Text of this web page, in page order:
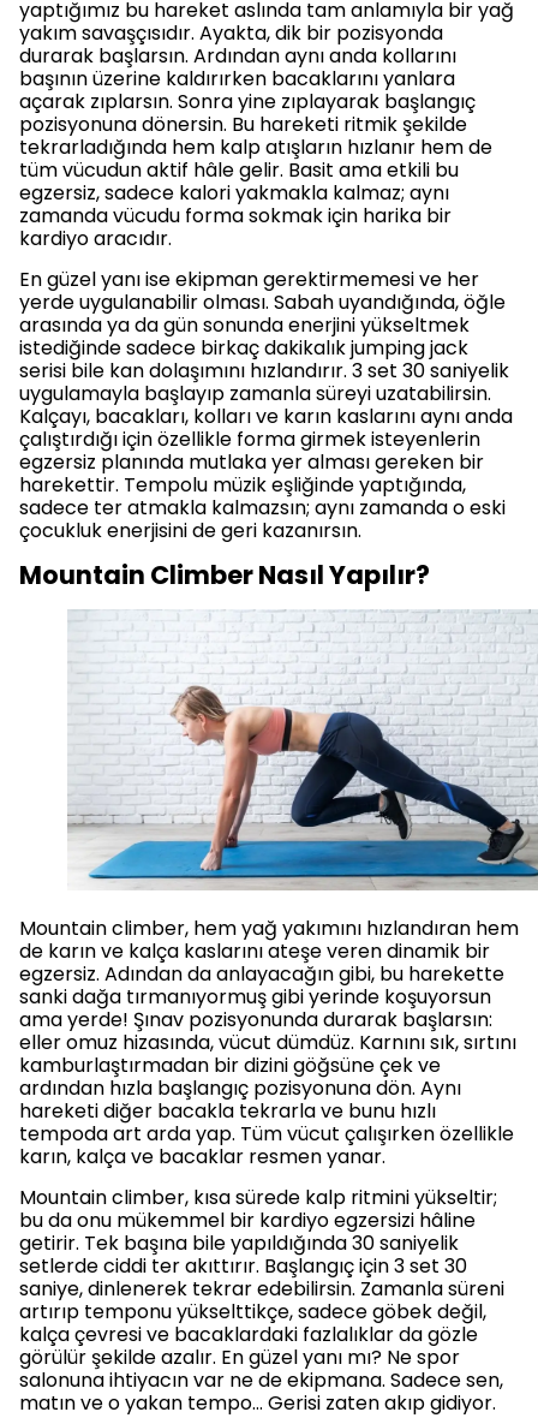
yaptığımız bu hareket aslında tam anlamıyla bir yağ
yakım savaşçısıdır. Ayakta, dik bir pozisyonda
durarak başlarsın. Ardından aynı anda kollarını
başının üzerine kaldırırken bacaklarını yanlara
açarak zıplarsın. Sonra yine zıplayarak başlangıç
pozisyonuna dönersin. Bu hareketi ritmik şekilde
tekrarladığında hem kalp atışların hızlanır hem de
tüm vücudun aktif hâle gelir. Basit ama etkili bu
egzersiz, sadece kalori yakmakla kalmaz; aynı
zamanda vücudu forma sokmak için harika bir
kardiyo aracıdır.
En güzel yanı ise ekipman gerektirmemesi ve her
yerde uygulanabilir olması. Sabah uyandığında, öğle
arasında ya da gün sonunda enerjini yükseltmek
istediğinde sadece birkaç dakikalık jumping jack
serisi bile kan dolaşımını hızlandırır. 3 set 30 saniyelik
uygulamayla başlayıp zamanla süreyi uzatabilirsin.
Kalçayı, bacakları, kolları ve karın kaslarını aynı anda
çalıştırdığı için özellikle forma girmek isteyenlerin
egzersiz planında mutlaka yer alması gereken bir
harekettir. Tempolu müzik eşliğinde yaptığında,
sadece ter atmakla kalmazsın; aynı zamanda o eski
çocukluk enerjisini de geri kazanırsın.
Mountain Climber Nasıl Yapılır?
Mountain climber, hem yağ yakımını hızlandıran hem
de karın ve kalça kaslarını ateşe veren dinamik bir
egzersiz. Adından da anlayacağın gibi, bu harekette
sanki dağa tırmanıyormuş gibi yerinde koşuyorsun
ama yerde! Şınav pozisyonunda durarak başlarsın:
eller omuz hizasında, vücut dümdüz. Karnını sık, sırtını
kamburlaştırmadan bir dizini göğsüne çek ve
ardından hızla başlangıç pozisyonuna dön. Aynı
hareketi diğer bacakla tekrarla ve bunu hızlı
tempoda art arda yap. Tüm vücut çalışırken özellikle
karın, kalça ve bacaklar resmen yanar.
Mountain climber, kısa sürede kalp ritmini yükseltir;
bu da onu mükemmel bir kardiyo egzersizi hâline
getirir. Tek başına bile yapıldığında 30 saniyelik
setlerde ciddi ter akıttırır. Başlangıç için 3 set 30
saniye, dinlenerek tekrar edebilirsin. Zamanla süreni
artırıp temponu yükselttikçe, sadece göbek değil,
kalça çevresi ve bacaklardaki fazlalıklar da gözle
görülür şekilde azalır. En güzel yanı mı? Ne spor
salonuna ihtiyacın var ne de ekipmana. Sadece sen,
matın ve o yakan tempo… Gerisi zaten akıp gidiyor.